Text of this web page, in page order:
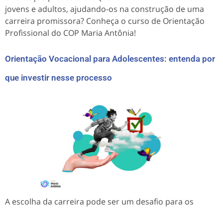
jovens e adultos, ajudando-os na construção de uma
carreira promissora? Conheça o curso de Orientação
Profissional do COP Maria Antônia!
Orientação Vocacional para Adolescentes: entenda por
que investir nesse processo
A escolha da carreira pode ser um desafio para os